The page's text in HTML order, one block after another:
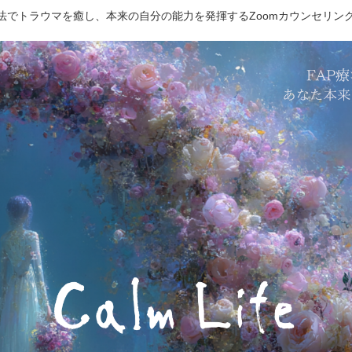
でトラウマを癒し、本来の自分の能力を発揮するZoomカウンセリン